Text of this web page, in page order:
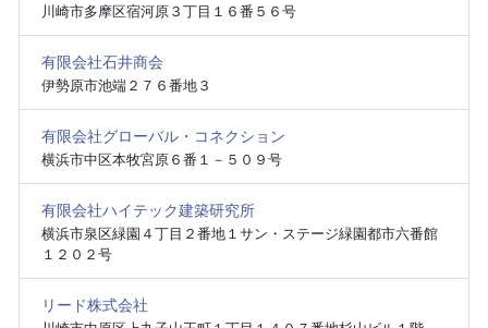
川崎市多摩区宿河原３丁目１６番５６号
有限会社石井商会
伊勢原市池端２７６番地３
有限会社グローバル・コネクション
横浜市中区本牧宮原６番１－５０９号
有限会社ハイテック建築研究所
横浜市泉区緑園４丁目２番地１サン・ステージ緑園都市六番館
１２０２号
リード株式会社